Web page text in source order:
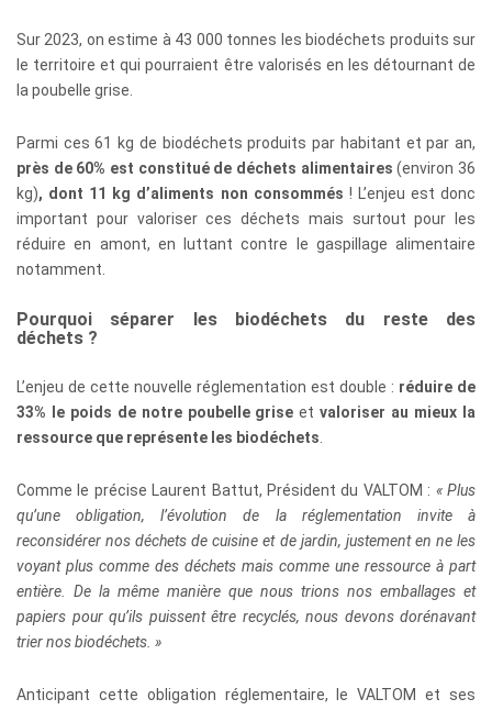
Sur 2023, on estime à 43 000 tonnes les biodéchets produits sur
le territoire et qui pourraient être valorisés en les détournant de
la poubelle grise.
Parmi ces 61 kg de biodéchets produits par habitant et par an,
près de 60% est constitué de déchets alimentaires (environ 36
kg), dont 11 kg d’aliments non consommés ! L’enjeu est donc
important pour valoriser ces déchets mais surtout pour les
réduire en amont, en luttant contre le gaspillage alimentaire
notamment.
Pourquoi séparer les biodéchets du reste des
déchets ?
L’enjeu de cette nouvelle réglementation est double : réduire de
33% le poids de notre poubelle griseetvaloriser au mieux la
ressource que représente les biodéchets
Comme le précise Laurent Battut, Président du VALTOM : « Plus
qu’une obligation, l’évolution de la réglementation invite à
reconsidérer nos déchets de cuisine et de jardin, justement en ne les
voyant plus comme des déchets mais comme une ressource à part
entière. De la même manière que nous trions nos emballages et
papiers pour qu’ils puissent être recyclés, nous devons dorénavant
trier nos biodéchets. »
Anticipant cette obligation réglementaire, le VALTOM et ses